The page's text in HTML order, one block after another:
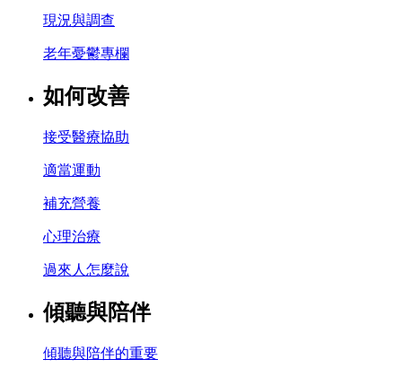
現況與調查
老年憂鬱專欄
如何改善
接受醫療協助
適當運動
補充營養
心理治療
過來人怎麼說
傾聽與陪伴
傾聽與陪伴的重要